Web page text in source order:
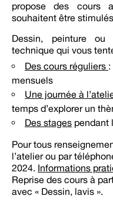
propose des cours
souhaitent être
Dessin, peinture
technique qui vous
Des cours réguliers
mensuels
Une journée à
temps d’explorer un
Des stages pendant
Pour tous
l’atelier ou par
2024. Informations
Reprise des cours à
avec « Dessin, lavis ».